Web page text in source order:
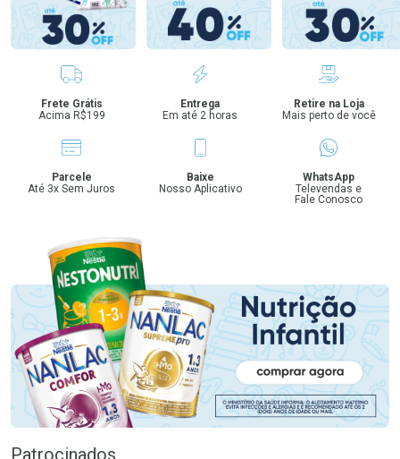
Benefícios
Frete Grátis
Acima R$199
Entrega
Em até 2 horas
Retire na Loja
Mais perto de você
Parcele
Até 3x Sem Juros
Baixe
Nosso Aplicativo
WhatsApp
Televendas e
Fale Conosco
Patrocinados